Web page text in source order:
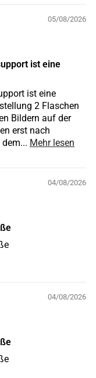
05/08/2026
ist eine
ist eine
2 Flaschen
Bildern auf der
erst nach
Mehr lesen
04/08/2026
04/08/2026